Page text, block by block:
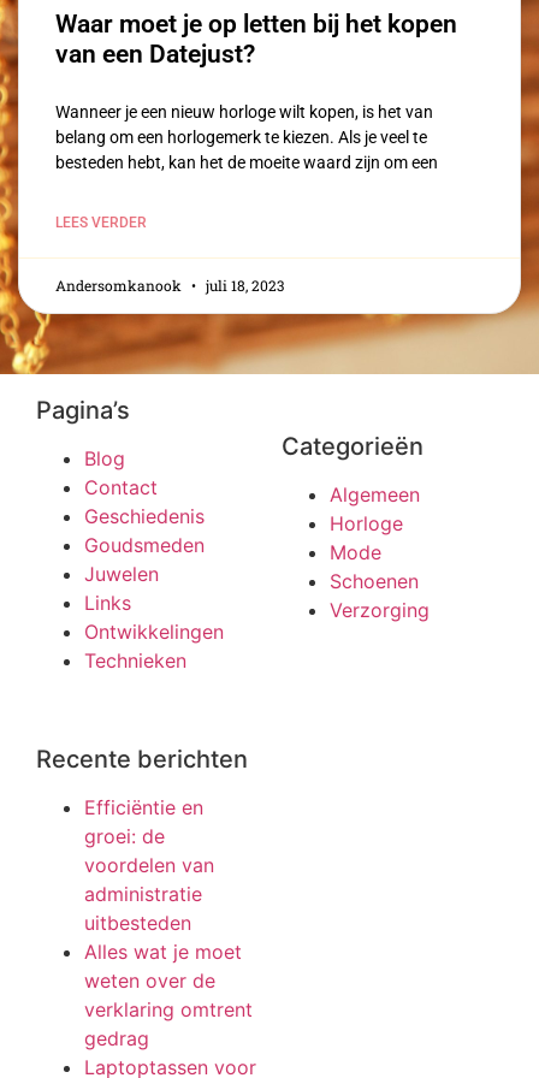
Waar moet je op letten bij het kopen
van een Datejust?
Wanneer je een nieuw horloge wilt kopen, is het van
belang om een horlogemerk te kiezen. Als je veel te
besteden hebt, kan het de moeite waard zijn om een
LEES VERDER
Andersomkanook juli 18, 2023
Pagina’s
Blog
Contact
Geschiedenis
Goudsmeden
Juwelen
Links
Ontwikkelingen
Technieken
Categorieën
Algemeen
Horloge
Mode
Schoenen
Verzorging
Recente berichten
Efficiëntie en
groei: de
voordelen van
administratie
uitbesteden
Alles wat je moet
weten over de
verklaring omtrent
gedrag
Laptoptassen voor